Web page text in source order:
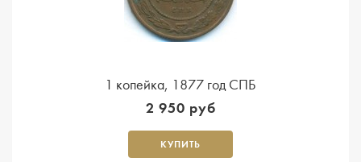
1 копейка, 1877 год СПБ
2 950 руб
КУПИТЬ